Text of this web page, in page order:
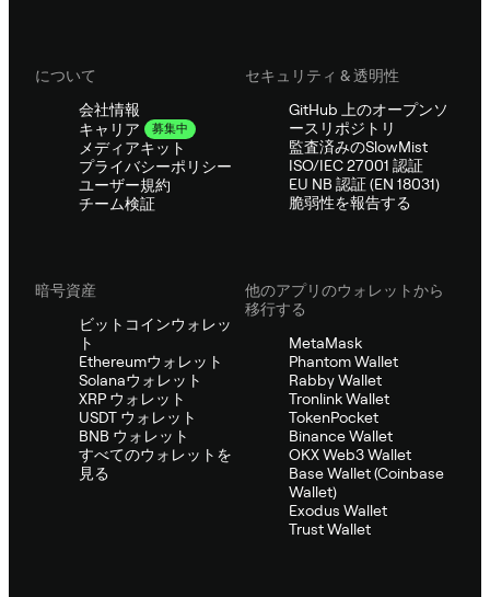
について
会社情報
キャリア
募集中
メディアキット
プライバシーポリシー
ユーザー規約
チーム検証
セキュリティ & 透明性
GitHub 上のオープンソ
ースリポジトリ
監査済みのSlowMist
ISO/IEC 27001 認証
EU NB 認証 (EN 18031)
脆弱性を報告する
暗号資産
ビットコインウォレッ
ト
Ethereumウォレット
Solanaウォレット
XRP ウォレット
USDT ウォレット
BNB ウォレット
すべてのウォレットを
見る
他のアプリのウォレットから
移行する
MetaMask
Phantom Wallet
Rabby Wallet
Tronlink Wallet
TokenPocket
Binance Wallet
OKX Web3 Wallet
Base Wallet (Coinbase
Wallet)
Exodus Wallet
Trust Wallet